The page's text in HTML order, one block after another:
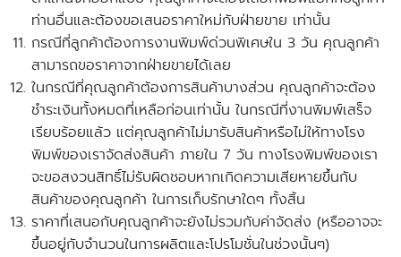
ท่านอื่นและต้องขอเสนอราคาใหม่กับฝ่ายขาย เท่านั้น
กรณีที่ลูกค้าต้องการงานพิมพ์ด่วนพิเศษใน 3 วัน คุณลูกค้า
สามารถขอราคาจากฝ่ายขายได้เลย
ในกรณีที่คุณลูกค้าต้องการสินค้าบางส่วน คุณลูกค้าจะต้อง
ชำระเงินทั้งหมดที่เหลือก่อนเท่านั้น ในกรณีที่งานพิมพ์เสร็จ
เรียบร้อยแล้ว แต่คุณลูกค้าไม่มารับสินค้าหรือไม่ให้ทางโรง
พิมพ์ของเราจัดส่งสินค้า ภายใน 7 วัน ทางโรงพิมพ์ของเรา
จะขอสงวนสิทธิ์ไม่รับผิดชอบหากเกิดความเสียหายขึ้นกับ
สินค้าของคุณลูกค้า ในการเก็บรักษาใดๆ ทั้งสิ้น
ราคาที่เสนอกับคุณลูกค้าจะยังไม่รวมกับค่าจัดส่ง(หรืออาจจะ
ขึ้นอยู่กับจำนวนในการผลิตและโปรโมชั่นในช่วงนั้นๆ)